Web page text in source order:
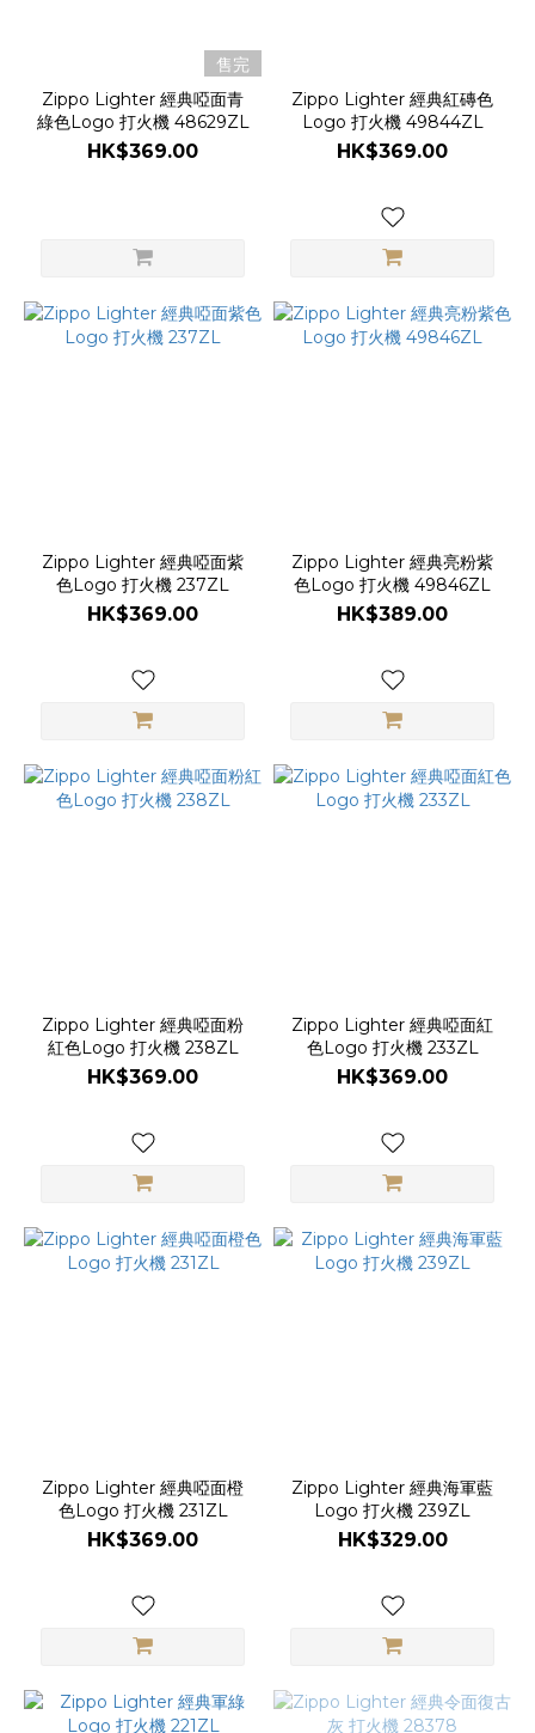
售完
Zippo Lighter 經典啞面青
綠色Logo 打火機 48629ZL
HK$369.00
Zippo Lighter 經典紅磚色
Logo 打火機 49844ZL
HK$369.00
Zippo Lighter 經典啞面紫
色Logo 打火機 237ZL
HK$369.00
Zippo Lighter 經典亮粉紫
色Logo 打火機 49846ZL
HK$389.00
Zippo Lighter 經典啞面粉
紅色Logo 打火機 238ZL
HK$369.00
Zippo Lighter 經典啞面紅
色Logo 打火機 233ZL
HK$369.00
Zippo Lighter 經典啞面橙
色Logo 打火機 231ZL
HK$369.00
Zippo Lighter 經典海軍藍
Logo 打火機 239ZL
HK$329.00